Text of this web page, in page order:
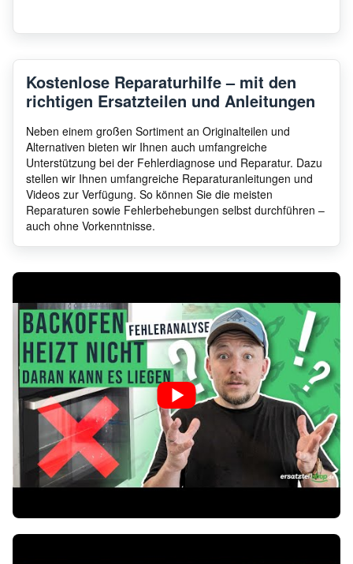
Kostenlose Reparaturhilfe – mit den
richtigen Ersatzteilen und Anleitungen
Neben einem großen Sortiment an Originalteilen und
Alternativen bieten wir Ihnen auch umfangreiche
Unterstützung bei der Fehlerdiagnose und Reparatur. Dazu
stellen wir Ihnen umfangreiche Reparaturanleitungen und
Videos zur Verfügung. So können Sie die meisten
Reparaturen sowie Fehlerbehebungen selbst durchführen –
auch ohne Vorkenntnisse.